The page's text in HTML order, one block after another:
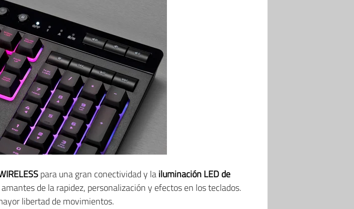
para una gran conectividad y lailuminación LED de
de la rapidez, personalización y efectos en los teclados.
libertad de movimientos.